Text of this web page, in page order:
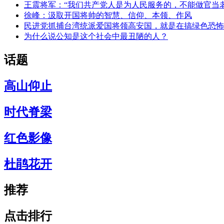
王震将军：“我们共产党人是为人民服务的，不能做官当
徐峰：汲取开国将帅的智慧、信仰、本领、作风
民进党抓捕台湾统派爱国将领高安国，就是在搞绿色恐
为什么说公知是这个社会中最丑陋的人？
话题
高山仰止
时代脊梁
红色影像
杜鹃花开
推荐
点击排行